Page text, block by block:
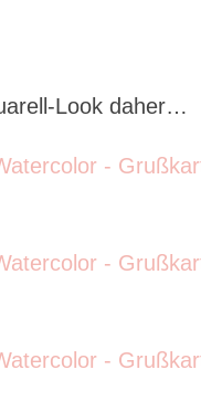
Look daher…